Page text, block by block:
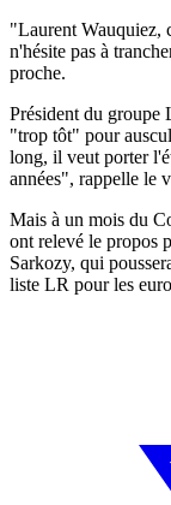
"Laurent Wauquiez,
n'hésite pas à
proche.
Président du groupe
"trop tôt" pour
long, il veut porter
années", rappelle le
Mais à un mois du
ont relevé le propos
Sarkozy, qui
liste LR pour les